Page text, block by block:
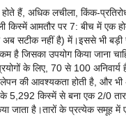
हैं, अधिक लचीला, किंक-
किस्में आमतौर पर 7: बीच में
सटीक नहीं है) में।इससे भी बड़ी
जिसका उपयोग किया जाना
के लिए, 70 से 100 अनिवार्य
की आवश्यकता होती है, और भी
5,292 किस्में से बना एक 2/0
जाता है।तारों के प्रत्येक समूह